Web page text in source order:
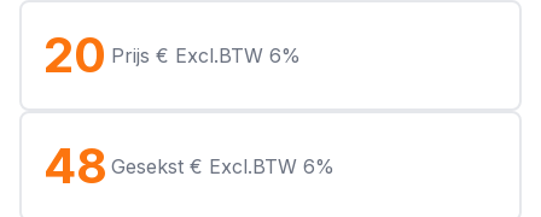
20 Prijs € Excl.BTW 6%
48 Gesekst € Excl.BTW 6%